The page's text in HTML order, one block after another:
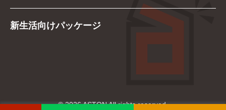
新生活向けパッケージ
© 2026 ASTON All rights reserved.